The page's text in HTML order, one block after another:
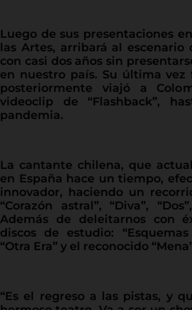
Luego de sus presentaciones
las Artes, arribará al escenario
con casi dos años sin
en nuestro país. Su última vez
posteriormente viajó a
videoclip de “Flashback”,
pandemia.
La cantante chilena, que
en España hace un tiempo,
innovador, haciendo un
“Corazón astral”, “Diva”,
Además de deleitarnos con
discos de estudio: “Esquemas
“Otra Era” y el reconocido
“Es el regreso a las pistas, y